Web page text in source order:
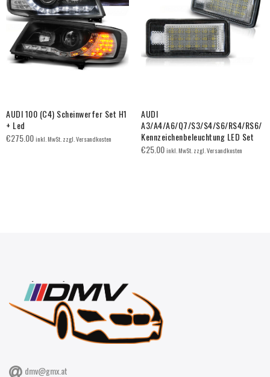
AUDI 100 (C4) Scheinwerfer Set H1
+ Led
€275.00inkl. MwSt. zzgl. Versandkosten
AUDI
A3/A4/A6/Q7/S3/S4/S6/RS4/RS6/
Kennzeichenbeleuchtung LED Set
€25.00inkl. MwSt. zzgl. Versandkosten
dmv@gmx.at